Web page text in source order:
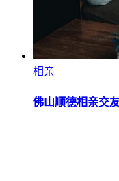
相亲
佛山顺德相亲交